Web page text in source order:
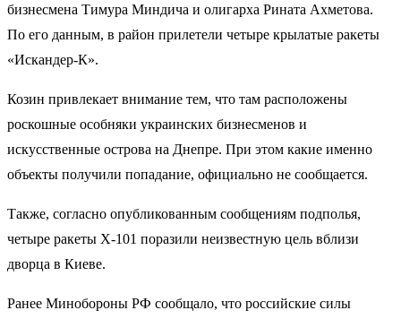
бизнесмена Тимура Миндича и олигарха Рината Ахметова.
По его данным, в район прилетели четыре крылатые ракеты
«Искандер‑К».
Козин привлекает внимание тем, что там расположены
роскошные особняки украинских бизнесменов и
искусственные острова на Днепре. При этом какие именно
объекты получили попадание, официально не сообщается.
Также, согласно опубликованным сообщениям подполья,
четыре ракеты Х‑101 поразили неизвестную цель вблизи
дворца в Киеве.
Ранее Минобороны РФ сообщало, что российские силы